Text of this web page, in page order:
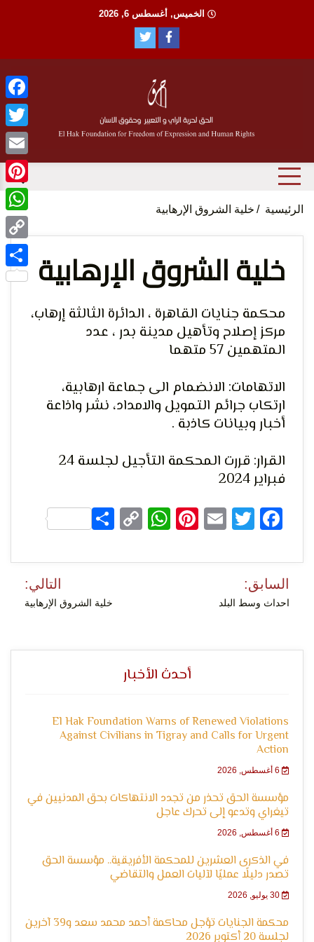
الخميس, أغسطس 6, 2026
الحق
لحرية
الرأي
التعبير
وحقوق
منظمة حقوقية مصرية تدافع عن حقوق الانسان
الرئيسية خلية الشروق الإرهابية
خلية الشروق الإرهابية
محكمة جنايات القاهرة ، الدائرة الثالثة إرهاب،
مركز إصلاح وتأهيل مدينة بدر ، عدد
المتهمين 57 متهما
الاتهامات: الانضمام الى جماعة ارهابية،
ارتكاب جرائم التمويل والامداد، نشر واذاعة
أخبار وبيانات كاذبة .
القرار: قررت المحكمة التأجيل لجلسة 24
فبراير 2024
Facebook
Twitter
Email
Pinterest
WhatsApp
Copy
Share
تصفّح
المقالات
السابق:
احداث وسط البلد
التالي:
خلية الشروق الإرهابية
أحدث الأخبار
El Hak Foundation Warns of Renewed Violations
Against Civilians in Tigray and Calls for Urgent
Action
مؤسسة الحق تحذر من تجدد الانتهاكات بحق المدنيين في
تيغراي وتدعو إلى تحرك عاجل
في الذكرى العشرين للمحكمة الأفريقية.. مؤسسة الحق
تصدر دليلًا عمليًا لآليات العمل والتقاضي
30 يوليو, 2026
محكمة الجنايات تؤجل محاكمة أحمد محمد سعد و39 آخرين
لجلسة 20 أكتوبر 2026
Email
Copy
Link